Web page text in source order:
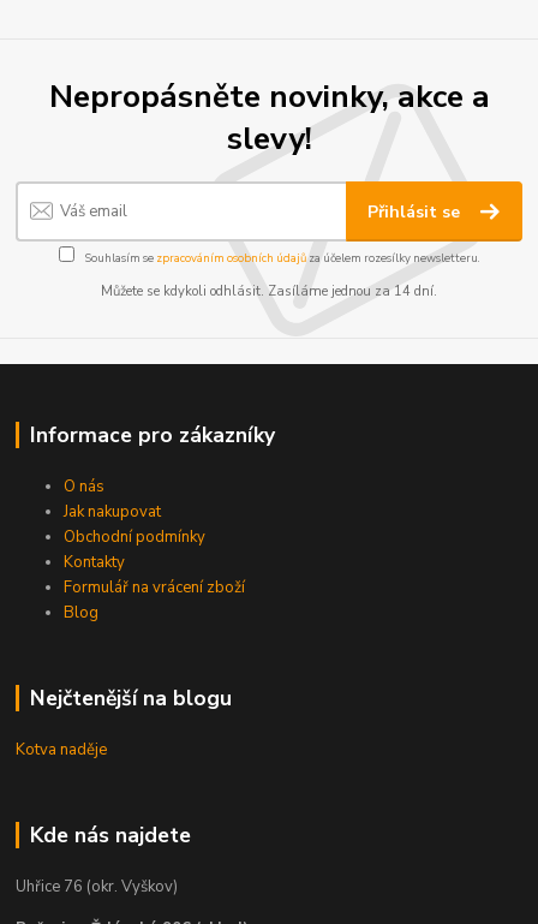
Nepropásněte novinky, akce a
slevy!
Přihlásit se
Souhlasím se zpracováním osobních údajůza účelem rozesílky newsletteru.
Můžete se kdykoli odhlásit. Zasíláme jednou za 14 dní.
Informace pro zákazníky
O nás
Jak nakupovat
Obchodní podmínky
Kontakty
Formulář na vrácení zboží
Blog
Nejčtenější na blogu
Kotva naděje
Kde nás najdete
Uhřice 76 (okr. Vyškov)